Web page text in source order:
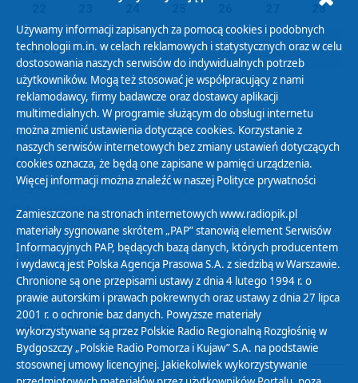
28
29 30 01 02 03 04 05
Polityka Prywatności
Zasady korzystania z Serwisu
Organizacje Pożytku Publicznego
Cyfryzacja DAB+
Polityka ochrony danych osobowych
Abonament
Zamówienia publiczne
Biuletyn Informacji Publicznej
Używamy informacji zapisanych za pomocą cookies i podobnych
technologii m.in. w celach reklamowych i statystycznych oraz w celu
dostosowania naszych serwisów do indywidualnych potrzeb
użytkowników. Mogą też stosować je współpracujący z nami
reklamodawcy, firmy badawcze oraz dostawcy aplikacji
multimedialnych. W programie służącym do obsługi internetu
można zmienić ustawienia dotyczące cookies. Korzystanie z
naszych serwisów internetowych bez zmiany ustawień dotyczących
cookies oznacza, że będą one zapisane w pamięci urządzenia.
Więcej informacji można znaleźć w naszej Polityce prywatności
Zamieszczone na stronach internetowych www.radiopik.pl
materiały sygnowane skrótem „PAP” stanowią element Serwisów
Informacyjnych PAP, będących bazą danych, których producentem
i wydawcą jest Polska Agencja Prasowa S.A. z siedzibą w Warszawie.
Chronione są one przepisami ustawy z dnia 4 lutego 1994 r. o
prawie autorskim i prawach pokrewnych oraz ustawy z dnia 27 lipca
2001 r. o ochronie baz danych. Powyższe materiały
wykorzystywane są przez Polskie Radio Regionalną Rozgłośnię w
Bydgoszczy „Polskie Radio Pomorza i Kujaw” S.A. na podstawie
stosownej umowy licencyjnej. Jakiekolwiek wykorzystywanie